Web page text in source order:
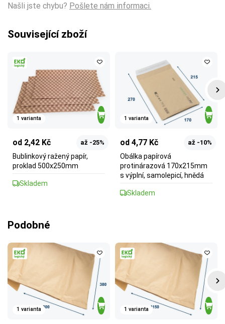
Našli jste chybu? Pošlete nám informaci.
Související zboží
1 varianta
od 2,42 Kč až -25%
Bublinkový ražený papír,
proklad 500x250mm
Skladem
1 varianta
od 4,77 Kč až -10%
Obálka papírová
protinárazová 170x215mm
s výplní, samolepicí, hnědá
Skladem
Podobné
1 varianta 1 varianta